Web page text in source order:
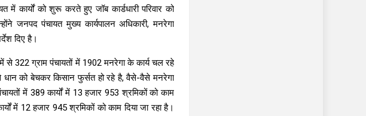
कार्यों को शुरू करते हुए जॉब कार्डधारी परिवार को
जनपद पंचायत मुख्य कार्यपालन अधिकारी, मनरेगा
दिए है।
से 322 ग्राम पंचायतों में 1902 मनरेगा के कार्य चल रहे
को बेचकर किसान फुर्सत हो रहे है, वैसे-वैसे मनरेगा
में 389 कार्यों में 13 हजार 953 श्रमिकों को काम
में 12 हजार 945 श्रमिकों को काम दिया जा रहा है।